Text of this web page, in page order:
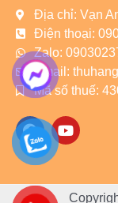
Địa chỉ: Vạn
Điện thoại:
Zalo:
Email:
Mã số thuế:
F
a
c
e
o
Y
o
b